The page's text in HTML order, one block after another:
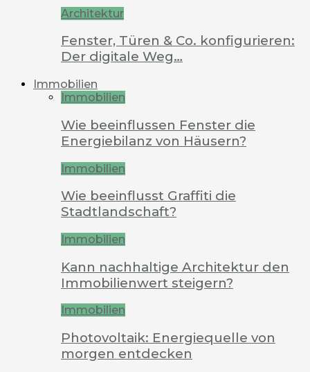
Architektur
Fenster, Türen & Co. konfigurieren:
Der digitale Weg…
Immobilien
Immobilien
Wie beeinflussen Fenster die
Energiebilanz von Häusern?
Immobilien
Wie beeinflusst Graffiti die
Stadtlandschaft?
Immobilien
Kann nachhaltige Architektur den
Immobilienwert steigern?
Immobilien
Photovoltaik: Energiequelle von
morgen entdecken